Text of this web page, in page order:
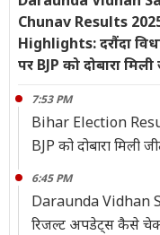
Chunav Results
Highlights: दरौंदा
पर BJP को दोबारा
7:53 PM
Bihar Election
BJP को दोबारा मिली
6:45 PM
Daraunda Vidhan
रिजल्ट अपडेट्स कैसे